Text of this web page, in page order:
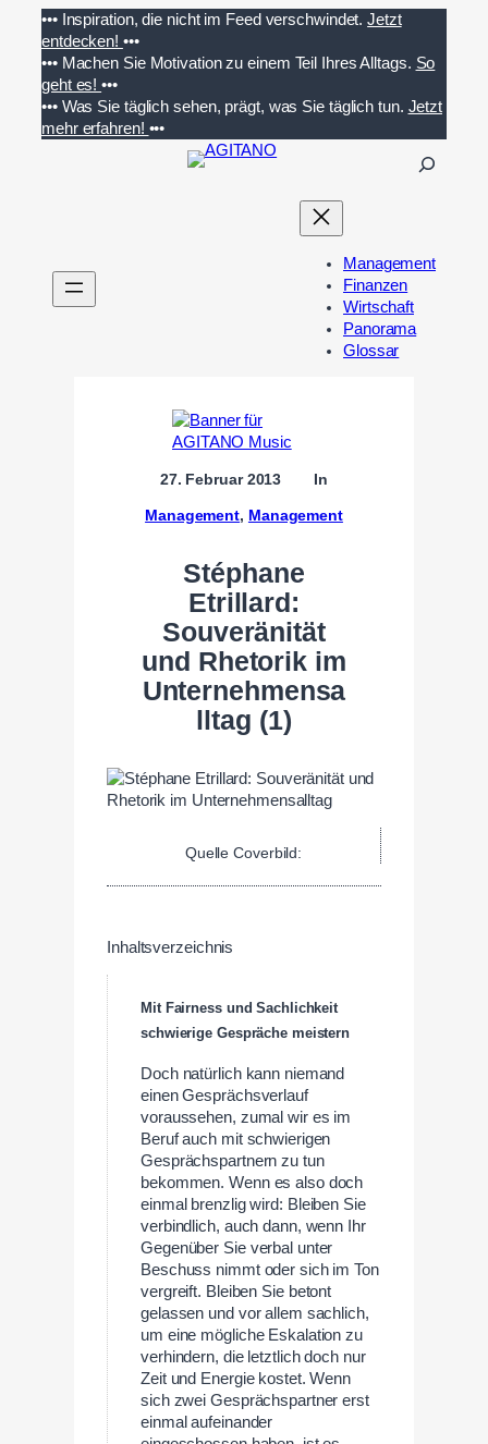
Inhalt
springen
••• Inspiration, die nicht im Feed verschwindet. Jetzt
entdecken! •••
••• Machen Sie Motivation zu einem Teil Ihres Alltags. So
geht es!•••
••• Was Sie täglich sehen, prägt, was Sie täglich tun. Jetzt
mehr erfahren! •••
n
Management
Finanzen
Wirtschaft
Panorama
Glossar
27. Februar 2013 In
Management, Management
Stéphane
Etrillard:
Souveränität
und Rhetorik im
Unternehmensa
lltag (1)
Quelle Coverbild:
Inhaltsverzeichnis
Mit Fairness und Sachlichkeit
schwierige Gespräche meistern
Doch natürlich kann niemand
einen Gesprächsverlauf
voraussehen, zumal wir es im
Beruf auch mit schwierigen
Gesprächspartnern zu tun
bekommen. Wenn es also doch
einmal brenzlig wird: Bleiben Sie
verbindlich, auch dann, wenn Ihr
Gegenüber Sie verbal unter
Beschuss nimmt oder sich im Ton
vergreift. Bleiben Sie betont
gelassen und vor allem sachlich,
um eine mögliche Eskalation zu
verhindern, die letztlich doch nur
Zeit und Energie kostet. Wenn
sich zwei Gesprächspartner erst
einmal aufeinander